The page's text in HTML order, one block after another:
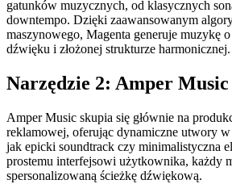
gatunków muzycznych, od klasycznych
downtempo. Dzięki zaawansowanym
maszynowego, Magenta generuje muzykę
dźwięku i złożonej strukturze harmonicznej.
Narzędzie 2: Amper Music
Amper Music skupia się głównie na
reklamowej, oferując dynamiczne utwory
jak epicki soundtrack czy minimalistyczna
prostemu interfejsowi użytkownika, każdy
spersonalizowaną ścieżkę dźwiękową.